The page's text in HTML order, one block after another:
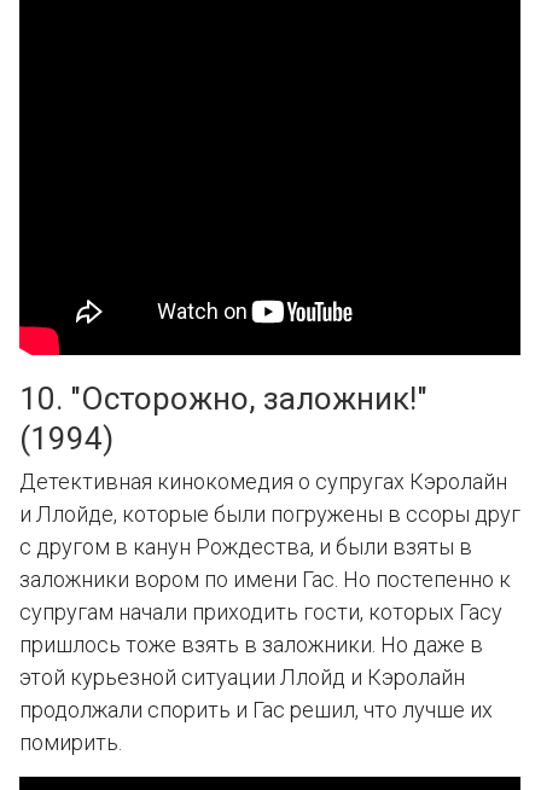
10. "Осторожно, заложник!"
(1994)
Детективная кинокомедия о супругах Кэролайн
и Ллойде, которые были погружены в ссоры друг
с другом в канун Рождества, и были взяты в
заложники вором по имени Гас. Но постепенно к
супругам начали приходить гости, которых Гасу
пришлось тоже взять в заложники. Но даже в
этой курьезной ситуации Ллойд и Кэролайн
продолжали спорить и Гас решил, что лучше их
помирить.